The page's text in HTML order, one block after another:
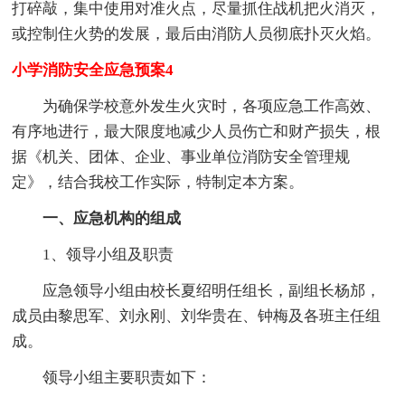
打碎敲，集中使用对准火点，尽量抓住战机把火消灭，
或控制住火势的发展，最后由消防人员彻底扑灭火焰。
小学消防安全应急预案4
为确保学校意外发生火灾时，各项应急工作高效、
有序地进行，最大限度地减少人员伤亡和财产损失，根
据《机关、团体、企业、事业单位消防安全管理规
定》，结合我校工作实际，特制定本方案。
一、应急机构的组成
1、领导小组及职责
应急领导小组由校长夏绍明任组长，副组长杨邡，
成员由黎思军、刘永刚、刘华贵在、钟梅及各班主任组
成。
领导小组主要职责如下：